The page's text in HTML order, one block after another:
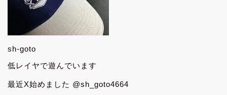
sh-goto
低レイヤで遊んでいます
最近X始めました @sh_goto4664